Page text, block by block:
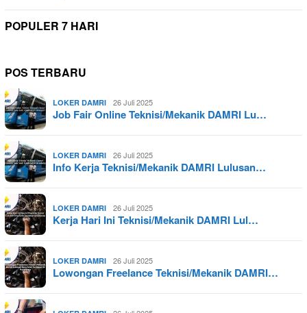
POPULER 7 HARI
POS TERBARU
LOKER DAMRI 26 Juli 2025
Job Fair Online Teknisi/Mekanik DAMRI Lu…
LOKER DAMRI 26 Juli 2025
Info Kerja Teknisi/Mekanik DAMRI Lulusan…
LOKER DAMRI 26 Juli 2025
Kerja Hari Ini Teknisi/Mekanik DAMRI Lul…
LOKER DAMRI 26 Juli 2025
Lowongan Freelance Teknisi/Mekanik DAMRI…